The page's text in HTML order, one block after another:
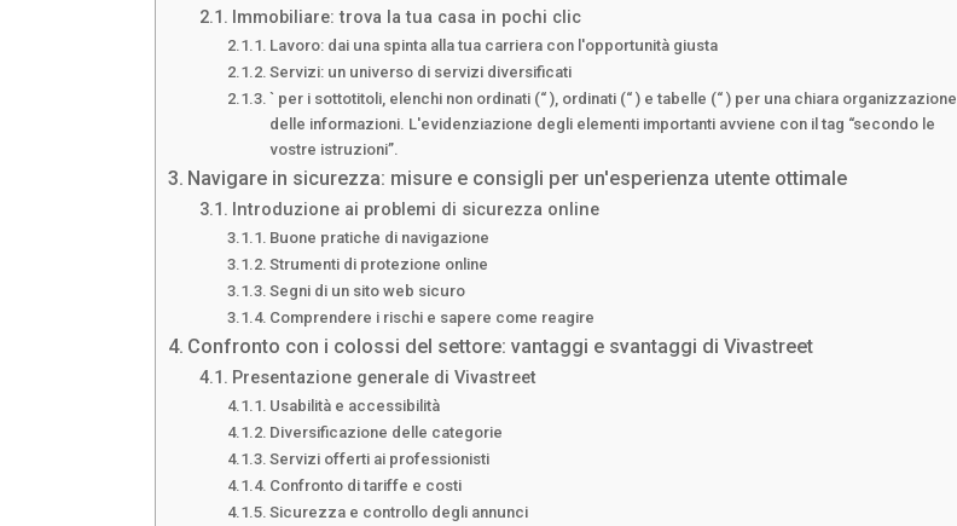
Immobiliare: trova la tua casa in pochi clic
Lavoro: dai una spinta alla tua carriera con l'opportunità giusta
Servizi: un universo di servizi diversificati
` per i sottotitoli, elenchi non ordinati (“ ), ordinati (“ ) e tabelle (“ ) per una chiara organizzazione
delle informazioni. L'evidenziazione degli elementi importanti avviene con il tag “secondo le
vostre istruzioni”.
Navigare in sicurezza: misure e consigli per un'esperienza utente ottimale
Introduzione ai problemi di sicurezza online
Buone pratiche di navigazione
Strumenti di protezione online
Segni di un sito web sicuro
Comprendere i rischi e sapere come reagire
Confronto con i colossi del settore: vantaggi e svantaggi di Vivastreet
Presentazione generale di Vivastreet
Usabilità e accessibilità
Diversificazione delle categorie
Servizi offerti ai professionisti
Confronto di tariffe e costi
Sicurezza e controllo degli annunci